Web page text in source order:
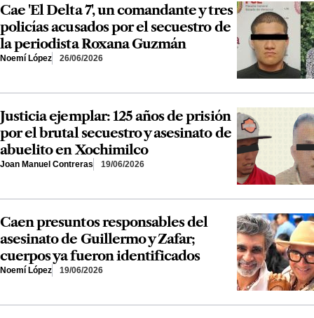
Cae 'El Delta 7', un comandante y tres
policías acusados por el secuestro de
la periodista Roxana Guzmán
Noemí López 26/06/2026
Justicia ejemplar: 125 años de prisión
por el brutal secuestro y asesinato de
abuelito en Xochimilco
Joan Manuel Contreras 19/06/2026
Caen presuntos responsables del
asesinato de Guillermo y Zafar;
cuerpos ya fueron identificados
Noemí López 19/06/2026